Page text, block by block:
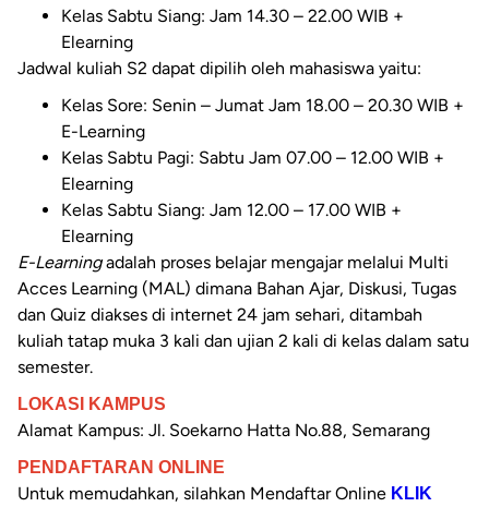
Kelas Sabtu Siang: Jam 14.30 – 22.00 WIB +
Elearning
Jadwal kuliah S2 dapat dipilih oleh mahasiswa yaitu:
Kelas Sore: Senin – Jumat Jam 18.00 – 20.30 WIB +
E-Learning
Kelas Sabtu Pagi: Sabtu Jam 07.00 – 12.00 WIB +
Elearning
Kelas Sabtu Siang: Jam 12.00 – 17.00 WIB +
Elearning
E-Learningadalah proses belajar mengajar melalui Multi
Acces Learning (MAL) dimana Bahan Ajar, Diskusi, Tugas
dan Quiz diakses di internet 24 jam sehari, ditambah
kuliah tatap muka 3 kali dan ujian 2 kali di kelas dalam satu
semester.
LOKASI KAMPUS
Alamat Kampus: Jl. Soekarno Hatta No.88, Semarang
PENDAFTARAN ONLINE
Untuk memudahkan, silahkan Mendaftar Online KLIK